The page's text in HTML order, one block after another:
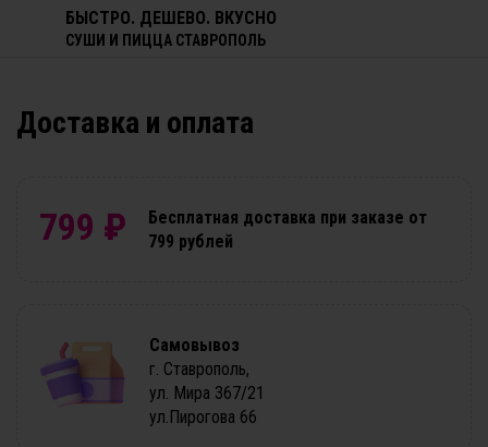
Меню Акции Доставка
БЫСТРО. ДЕШЕВО. ВКУСНО
СУШИ И ПИЦЦА СТАВРОПОЛЬ
Антикризис Сеты Комбо
Доставка и оплата
799 ₽
Бесплатная доставка при заказе от
799 рублей
Самовывоз
г. Ставрополь,
ул. Мира 367/21
ул.Пирогова 66